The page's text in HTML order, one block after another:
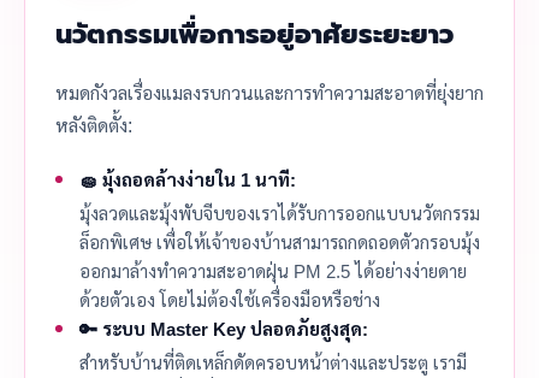
นวัตกรรมเพื่อการอยู่อาศัยระยะยาว
หมดกังวลเรื่องแมลงรบกวนและการทำความสะอาดที่ยุ่งยาก
หลังติดตั้ง:
🧽 มุ้งถอดล้างง่ายใน 1 นาที:
มุ้งลวดและมุ้งพับจีบของเราได้รับการออกแบบนวัตกรรม
ล็อกพิเศษ เพื่อให้เจ้าของบ้านสามารถกดถอดตัวกรอบมุ้ง
ออกมาล้างทำความสะอาดฝุ่น PM 2.5 ได้อย่างง่ายดาย
ด้วยตัวเอง โดยไม่ต้องใช้เครื่องมือหรือช่าง
🔑 ระบบ Master Key ปลอดภัยสูงสุด:
สำหรับบ้านที่ติดเหล็กดัดครอบหน้าต่างและประตู เรามี